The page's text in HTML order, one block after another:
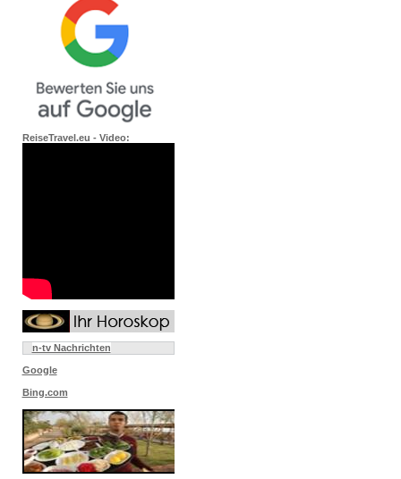
ReiseTravel.eu - Video:
n-tv Nachrichten
Google
Bing.com